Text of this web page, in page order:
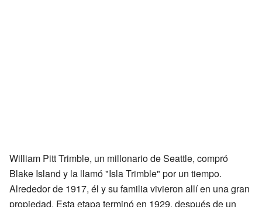
William Pitt Trimble, un millonario de Seattle, compró
Blake Island y la llamó "Isla Trimble" por un tiempo.
Alrededor de 1917, él y su familia vivieron allí en una gran
propiedad. Esta etapa terminó en 1929, después de un